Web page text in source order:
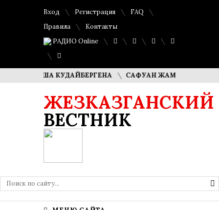
Вход Регистрация
FAQ
Правила
Контакты
РАДИО Online
ДИМАША КУДАЙБЕРГЕНА САФУАН ЖАМПЕИСОВ: «МЫ
ЖЕЗКАЗГАНСКИЙ
ВЕСТНИК